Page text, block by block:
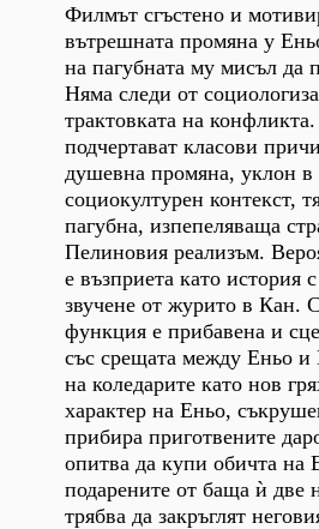
Филмът сгъстено и
вътрешната промяна у
на пагубната му мисъл да
Няма следи от
трактовката на
подчертават класови
душевна промяна, уклон в
социокултурен контекст,
пагубна, изпепеляваща
Пелиновия реализъм.
е възприета като история
звучене от журито в Кан.
функция е прибавена и
със срещата между Еньо и
на коледарите като нов
характер на Еньо,
прибира приготвените
опитва да купи обичта на
подарените от баща ѝ две
трябва да закръглят